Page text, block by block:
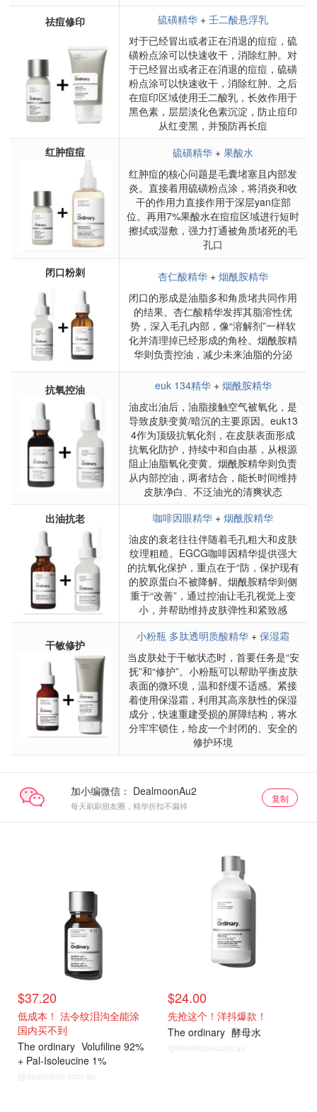
祛痘修印 硫磺精华 + 壬二酸悬浮乳
对于已经冒出或者正在消退的痘痘，硫
磺粉点涂可以快速收干，消除红肿。对
于已经冒出或者正在消退的痘痘，硫磺
粉点涂可以快速收干，消除红肿。之后
在痘印区域使用壬二酸乳，长效作用于
黑色素，层层淡化色素沉淀，防止痘印
从红变黑，并预防再长痘
红肿痘痘
硫磺精华 + 果酸水
红肿痘的核心问题是毛囊堵塞且内部发
炎。直接着用硫磺粉点涂，将消炎和收
干的作用力直接作用于深层yan症部
位。再用7%果酸水在痘痘区域进行短时
擦拭或湿敷，强力打通被角质堵死的毛
孔口
闭口粉刺
杏仁酸精华 + 烟酰胺精华
闭口的形成是油脂多和角质堵共同作用
的结果。杏仁酸精华发挥其脂溶性优
势，深入毛孔内部，像“溶解剂”一样软
化并清理掉已经形成的角栓。烟酰胺精
华则负责控油，减少未来油脂的分泌
抗氧控油 euk 134精华+ 烟酰胺精华
油皮出油后，油脂接触空气被氧化，是
导致皮肤变黄/暗沉的主要原因。euk13
4作为顶级抗氧化剂，在皮肤表面形成
抗氧化防护，持续中和自由基，从根源
阻止油脂氧化变黄。烟酰胺精华则负责
从内部控油，两者结合，能长时间维持
皮肤净白、不泛油光的清爽状态
出油抗老
咖啡因眼精华 + 烟酰胺精华
油皮的衰老往往伴随着毛孔粗大和皮肤
纹理粗糙。EGCG咖啡因精华提供强大
的抗氧化保护，重点在于“防，保护现有
的胶原蛋白不被降解。烟酰胺精华则侧
重于“改善”，通过控油让毛孔视觉上变
小，并帮助维持皮肤弹性和紧致感
干敏修护
小粉瓶 多肽透明质酸精华 + 保湿霜
当皮肤处于干敏状态时，首要任务是“安
抚”和“修护”。小粉瓶可以帮助平衡皮肤
表面的微环境，温和舒缓不适感。紧接
着使用保湿霜，利用其高亲肤性的保湿
成分，快速重建受损的屏障结构，将水
分牢牢锁住，给皮一个封闭的、安全的
修护环境
加小编微信：
每天刷刷朋友圈，精华折扣不漏掉
复制
$37.20
低成本！ 法令纹泪沟全能涂
国内买不到
The ordinary Volufiline 92%
+ Pal-Isoleucine 1%
@dealmoon.com.au
$24.00
先抢这个！洋抖爆款！
The ordinary 酵母水
@dealmoon.com.au